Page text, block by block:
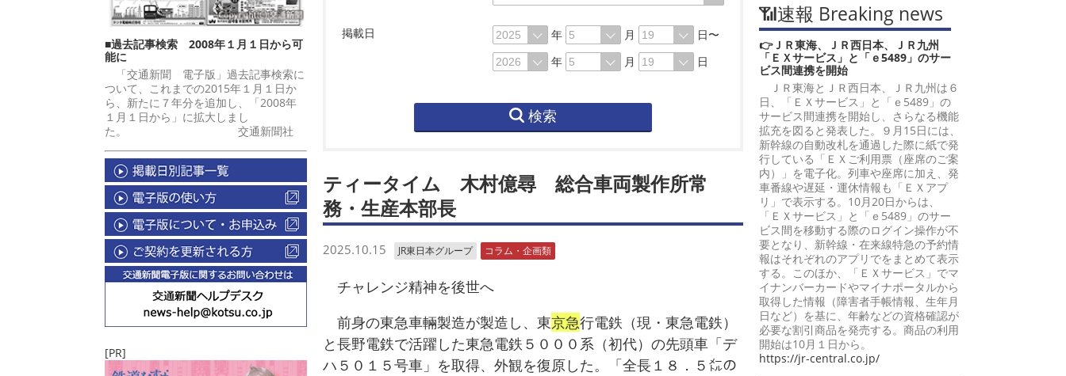
■過去記事検索 2008年１月１日から可
能に
「交通新聞 電子版」過去記事検索に
ついて、これまでの2015年１月１日か
ら、新たに７年分を追加し、「2008年
１月１日から」に拡大しまし
た。 交通新聞社
[PR]
掲載日 年 月
日〜
年
月 日
検索
ティータイム 木村億尋 総合車両製作所常
務・生産本部長
2025.10.15 JR東日本グループ コラム・企画類
チャレンジ精神を後世へ
前身の東急車輛製造が製造し、東京急行電鉄（現・東急電鉄）
と長野電鉄で活躍した東急電鉄５０００系（初代）の先頭車「デ
ハ５０１５号車」を取得、外観を復原した。「全長１８．５㍍の
📶速報 Breaking news
👉ＪＲ東海、ＪＲ西日本、ＪＲ九州
「ＥＸサービス」と「ｅ5489」のサー
ビス間連携を開始
ＪＲ東海とＪＲ西日本、ＪＲ九州は６
日、「ＥＸサービス」と「ｅ5489」の
サービス間連携を開始し、さらなる機能
拡充を図ると発表した。９月15日には、
新幹線の自動改札を通過した際に紙で発
行している「ＥＸご利用票（座席のご案
内）」を電子化。列車や座席に加え、発
車番線や遅延・運休情報も「ＥＸアプ
リ」で表示する。10月20日からは、
「ＥＸサービス」と「ｅ5489」のサー
ビス間を移動する際のログイン操作が不
要となり、新幹線・在来線特急の予約情
報はそれぞれのアプリでをまとめて表示
する。このほか、「ＥＸサービス」でマ
イナンバーカードやマイナポータルから
取得した情報（障害者手帳情報、生年月
日など）を基に、年齢などの資格確認が
必要な割引商品を発売する。商品の利用
開始は10月１日から。
https://jr-central.co.jp/